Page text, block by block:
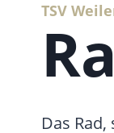
TSV
Das